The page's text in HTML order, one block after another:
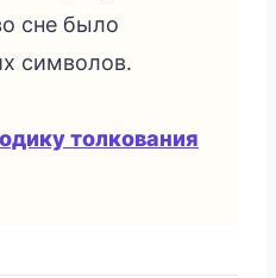
сне было
символов.
толкования